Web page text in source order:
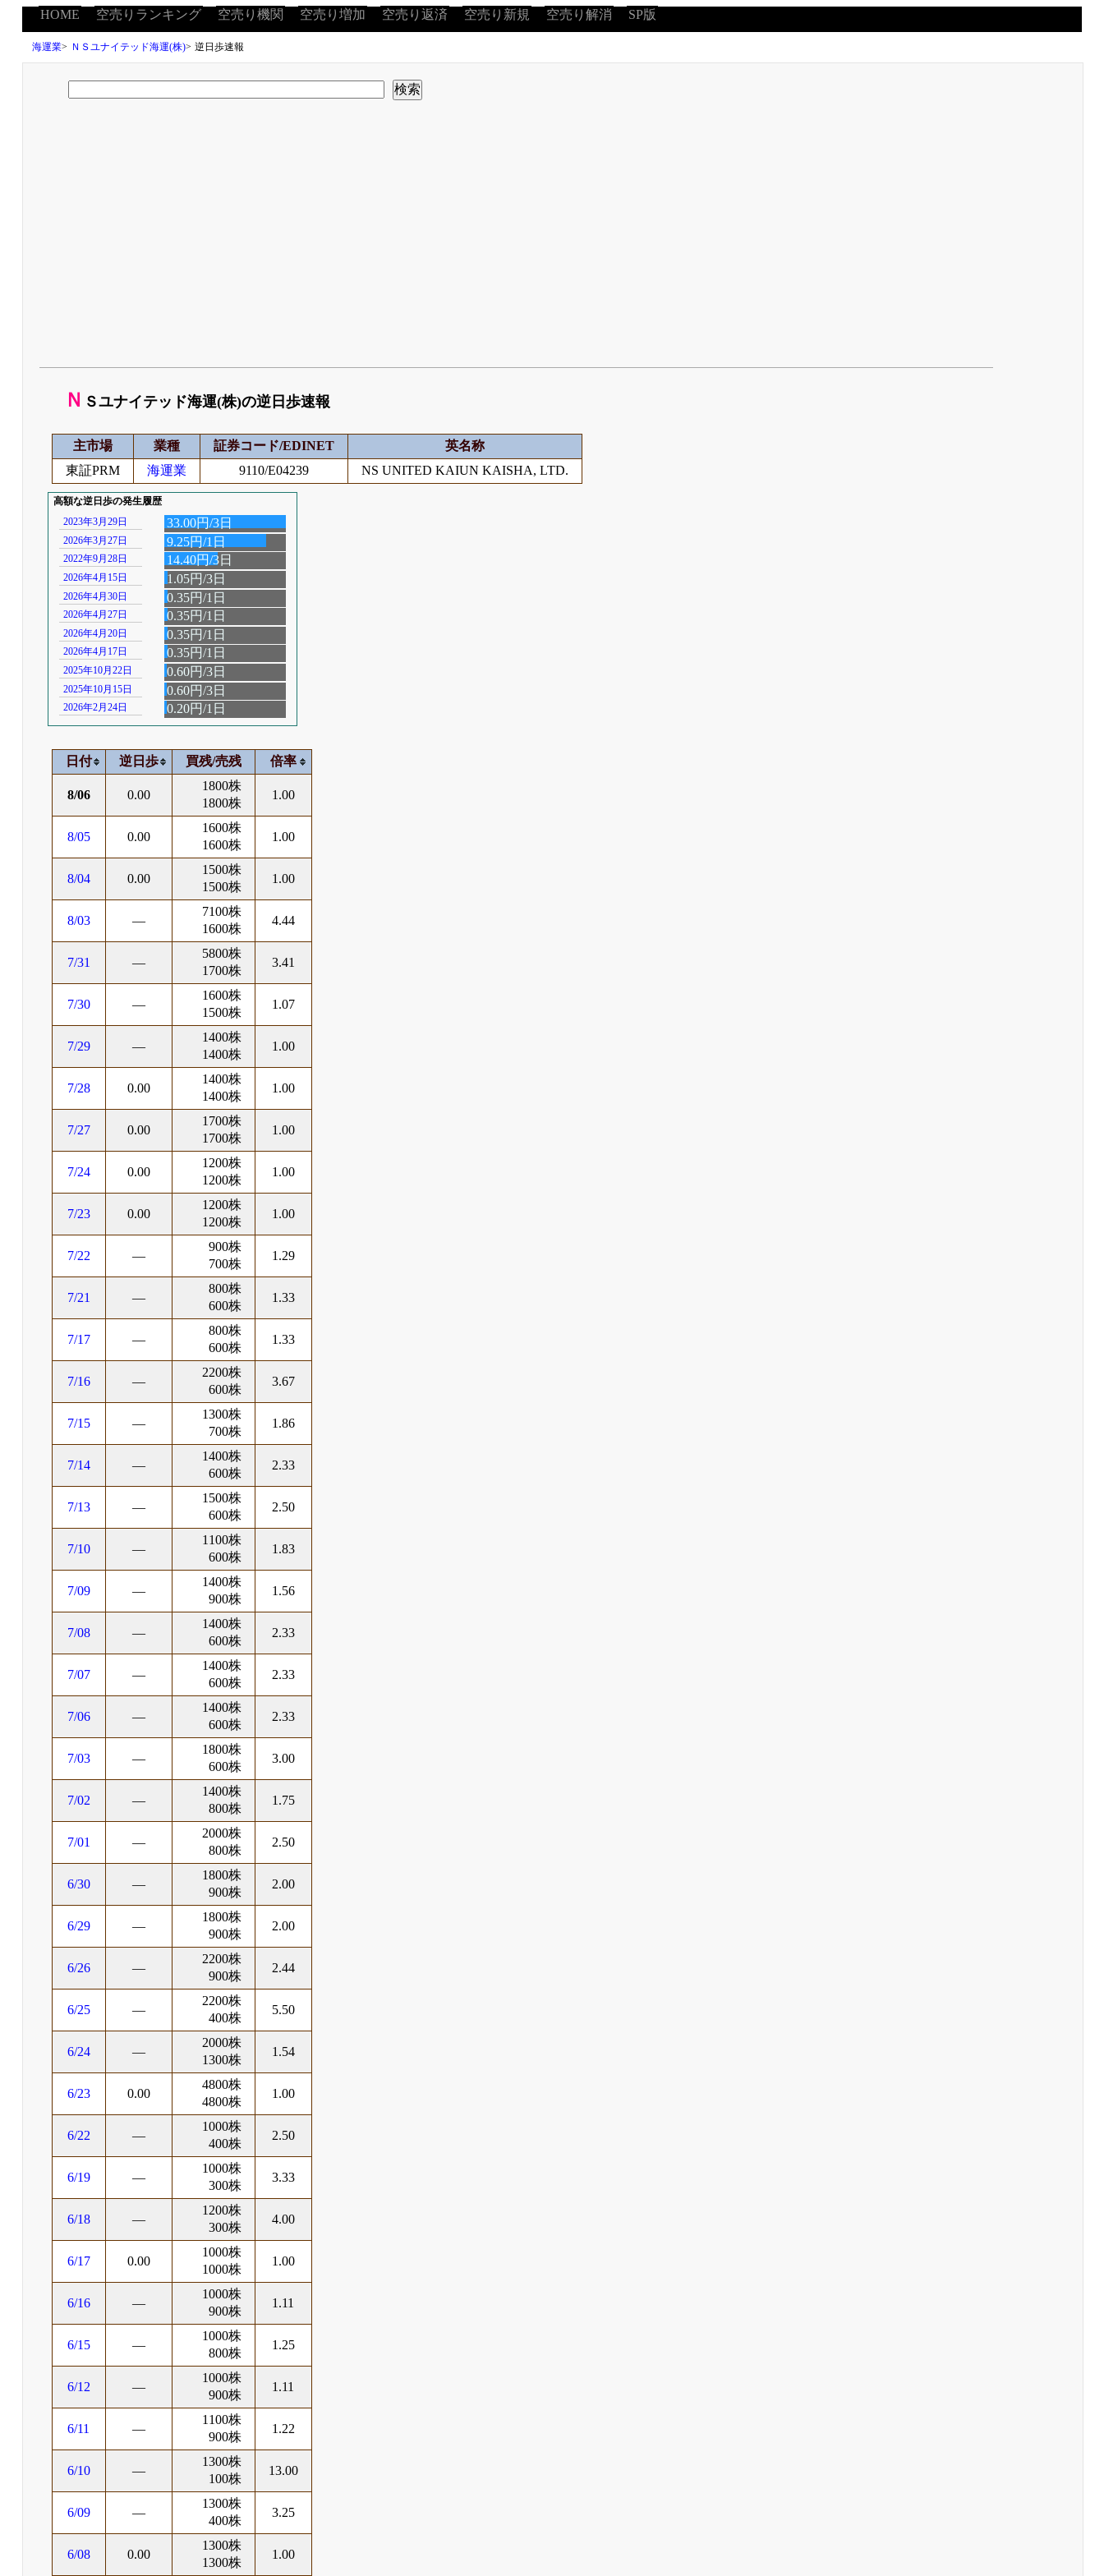
HOME 空売りランキング 空売り機関 空売り増加 空売り返済 空売り新規 空売り解消 SP版
海運業> ＮＳユナイテッド海運(株)> 逆日歩速報
Ｎ Ｓユナイテッド海運(株)の逆日歩速報
主市場 業種 証券コード/EDINET
英名称
東証PRM
海運業 9110/E04239 NS UNITED KAIUN KAISHA, LTD.
高額な逆日歩の発生履歴
2023年3月29日
33.00円/3日
2026年3月27日 9.25円/1日
2022年9月28日 14.40円/3日
2026年4月15日 1.05円/3日
2026年4月30日 0.35円/1日
2026年4月27日 0.35円/1日
2026年4月20日 0.35円/1日
2026年4月17日 0.35円/1日
2025年10月22日 0.60円/3日
2025年10月15日 0.60円/3日
2026年2月24日 0.20円/1日
日付 逆日歩 買残/売残 倍率
8/06 0.00
1800株
1800株
1.00
8/05 0.00
1600株
1600株
1.00
8/04 0.00
1500株
1500株
1.00
8/03 ―
7100株
1600株
4.44
7/31 ―
5800株
1700株
3.41
7/30 ―
1600株
1500株
1.07
7/29 ―
1400株
1400株
1.00
7/28 0.00
1400株
1400株
1.00
7/27 0.00
1700株
1700株
1.00
7/24 0.00
1200株
1200株
1.00
7/23 0.00
1200株
1200株
1.00
7/22 ―
900株
700株
1.29
7/21 ―
800株
600株
1.33
7/17 ―
800株
600株
1.33
7/16 ―
2200株
600株
3.67
7/15 ―
1300株
700株
1.86
7/14 ―
1400株
600株
2.33
7/13 ―
1500株
600株
2.50
7/10 ―
1100株
600株
1.83
7/09 ―
1400株
900株
1.56
7/08 ―
1400株
600株
2.33
7/07 ―
1400株
600株
2.33
7/06 ―
1400株
600株
2.33
7/03 ―
1800株
600株
3.00
7/02 ―
1400株
800株
1.75
7/01 ―
2000株
800株
2.50
6/30 ―
1800株
900株
2.00
6/29 ―
1800株
900株
2.00
6/26 ―
2200株
900株
2.44
6/25 ―
2200株
400株
5.50
6/24 ―
2000株
1300株
1.54
6/23 0.00
4800株
4800株
1.00
6/22 ―
1000株
400株
2.50
6/19 ―
1000株
300株
3.33
6/18 ―
1200株
300株
4.00
6/17 0.00
1000株
1000株
1.00
6/16 ―
1000株
900株
1.11
6/15 ―
1000株
800株
1.25
6/12 ―
1000株
900株
1.11
6/11 ―
1100株
900株
1.22
6/10 ―
1300株
100株
13.00
6/09 ―
1300株
400株
3.25
6/08 0.00
1300株
1300株
1.00